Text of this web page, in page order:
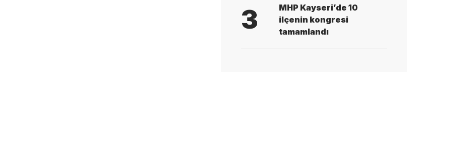
3
MHP Kayseri’de 10
ilçenin kongresi
tamamlandı